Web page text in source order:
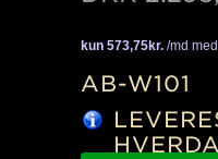
AB-W101